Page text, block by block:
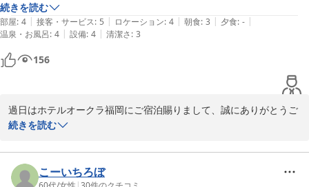
に滑り止めマットを準備してくださったこともありがたかったです。お
かげさまで安心して入浴できました。
フロントはじめスタッフの方々も変わらず丁寧に対応していただき感謝
しております。
ただ…三日間朝食プランでしたが、メニューがほぼ同じでさすがに少し
続きを読む
部屋: 4 | 接客・サービス: 5 | ロケーション: 4 | 朝食: 3 | 夕食: - |
温泉・お風呂: 4 | 設備: 4 | 清潔さ: 3
156
過日はホテルオークラ福岡にご宿泊賜りまして、誠にありがとうご
ざいます。安心してお過ごしいただけたご様子で私どもも安心いた
泊でも楽しみ頂けるような内容を検討させていただきます。次回も
ご満足いただけるように引き続き精進してまいりますので、是非ま
続きを読む
こーいちろぼ